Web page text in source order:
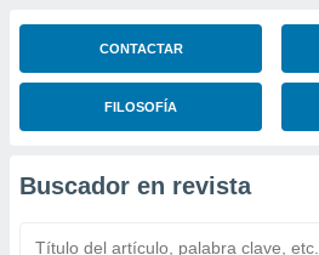
CONTACTAR
FILOSOFÍA
Buscador en revista